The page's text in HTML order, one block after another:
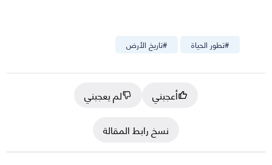
#تاريخ الأرض #تطور الحياة
أعجبني
لم يعجبني
نسخ رابط المقالة